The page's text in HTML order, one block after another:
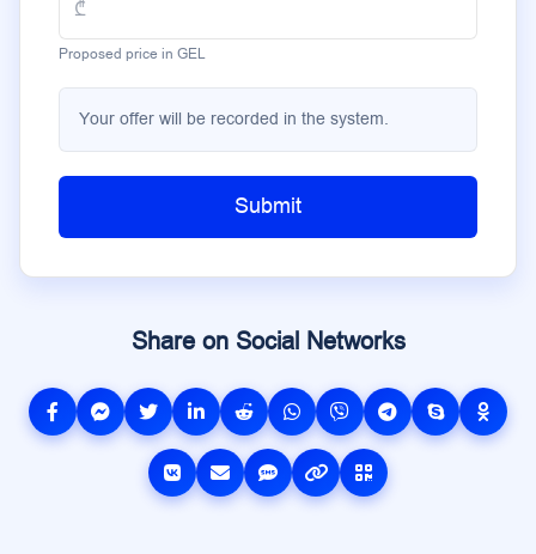
Proposed price in GEL
Your offer will be recorded in the system.
Submit
Share on Social Networks